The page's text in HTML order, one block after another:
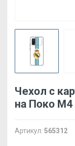
Чехол с
на Поко М4
Артикул: 565312